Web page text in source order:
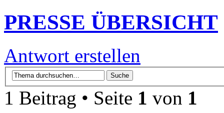
PRESSE ÜBERSICHT
Antwort erstellen
1 Beitrag • Seite 1 von 1